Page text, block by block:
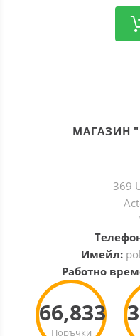
МАГАЗИН
369
Имейл:
Работно
Поръчки
66,833